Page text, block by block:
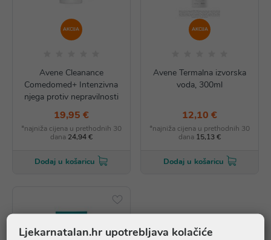
AKCIJA
Avene Cleanance
Comedomed+ Intenzivna
njega protiv nepravilnosti
19,95 €
*najniža cijena u prethodnih 30
dana 24,94 €
Dodaj u košaricu
AKCIJA
Avene Termalna izvorska
voda, 300ml
12,10 €
*najniža cijena u prethodnih 30
dana 15,13 €
Dodaj u košaricu
Ljekarnatalan.hr upotrebljava kolačiće